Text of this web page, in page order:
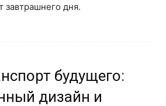
завтрашнего дня.
будущего:
дизайн и